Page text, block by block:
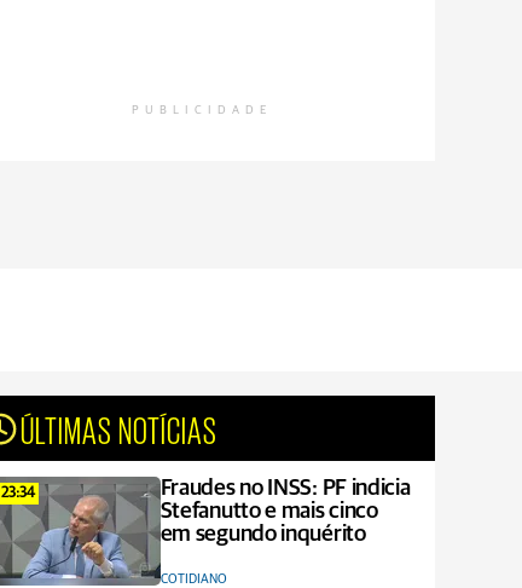
PUBLICIDADE
ÚLTIMAS NOTÍCIAS
23:34
Fraudes no INSS: PF indicia
Stefanutto e mais cinco
em segundo inquérito
COTIDIANO